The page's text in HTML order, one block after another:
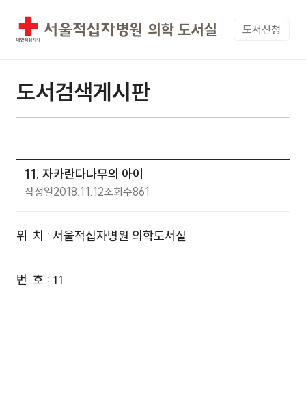
도서신청
도서검색게시판
11. 자카란다나무의 아이
작성일2018.11.12조회수861
위 치 : 서울적십자병원 의학도서실
번 호 : 11